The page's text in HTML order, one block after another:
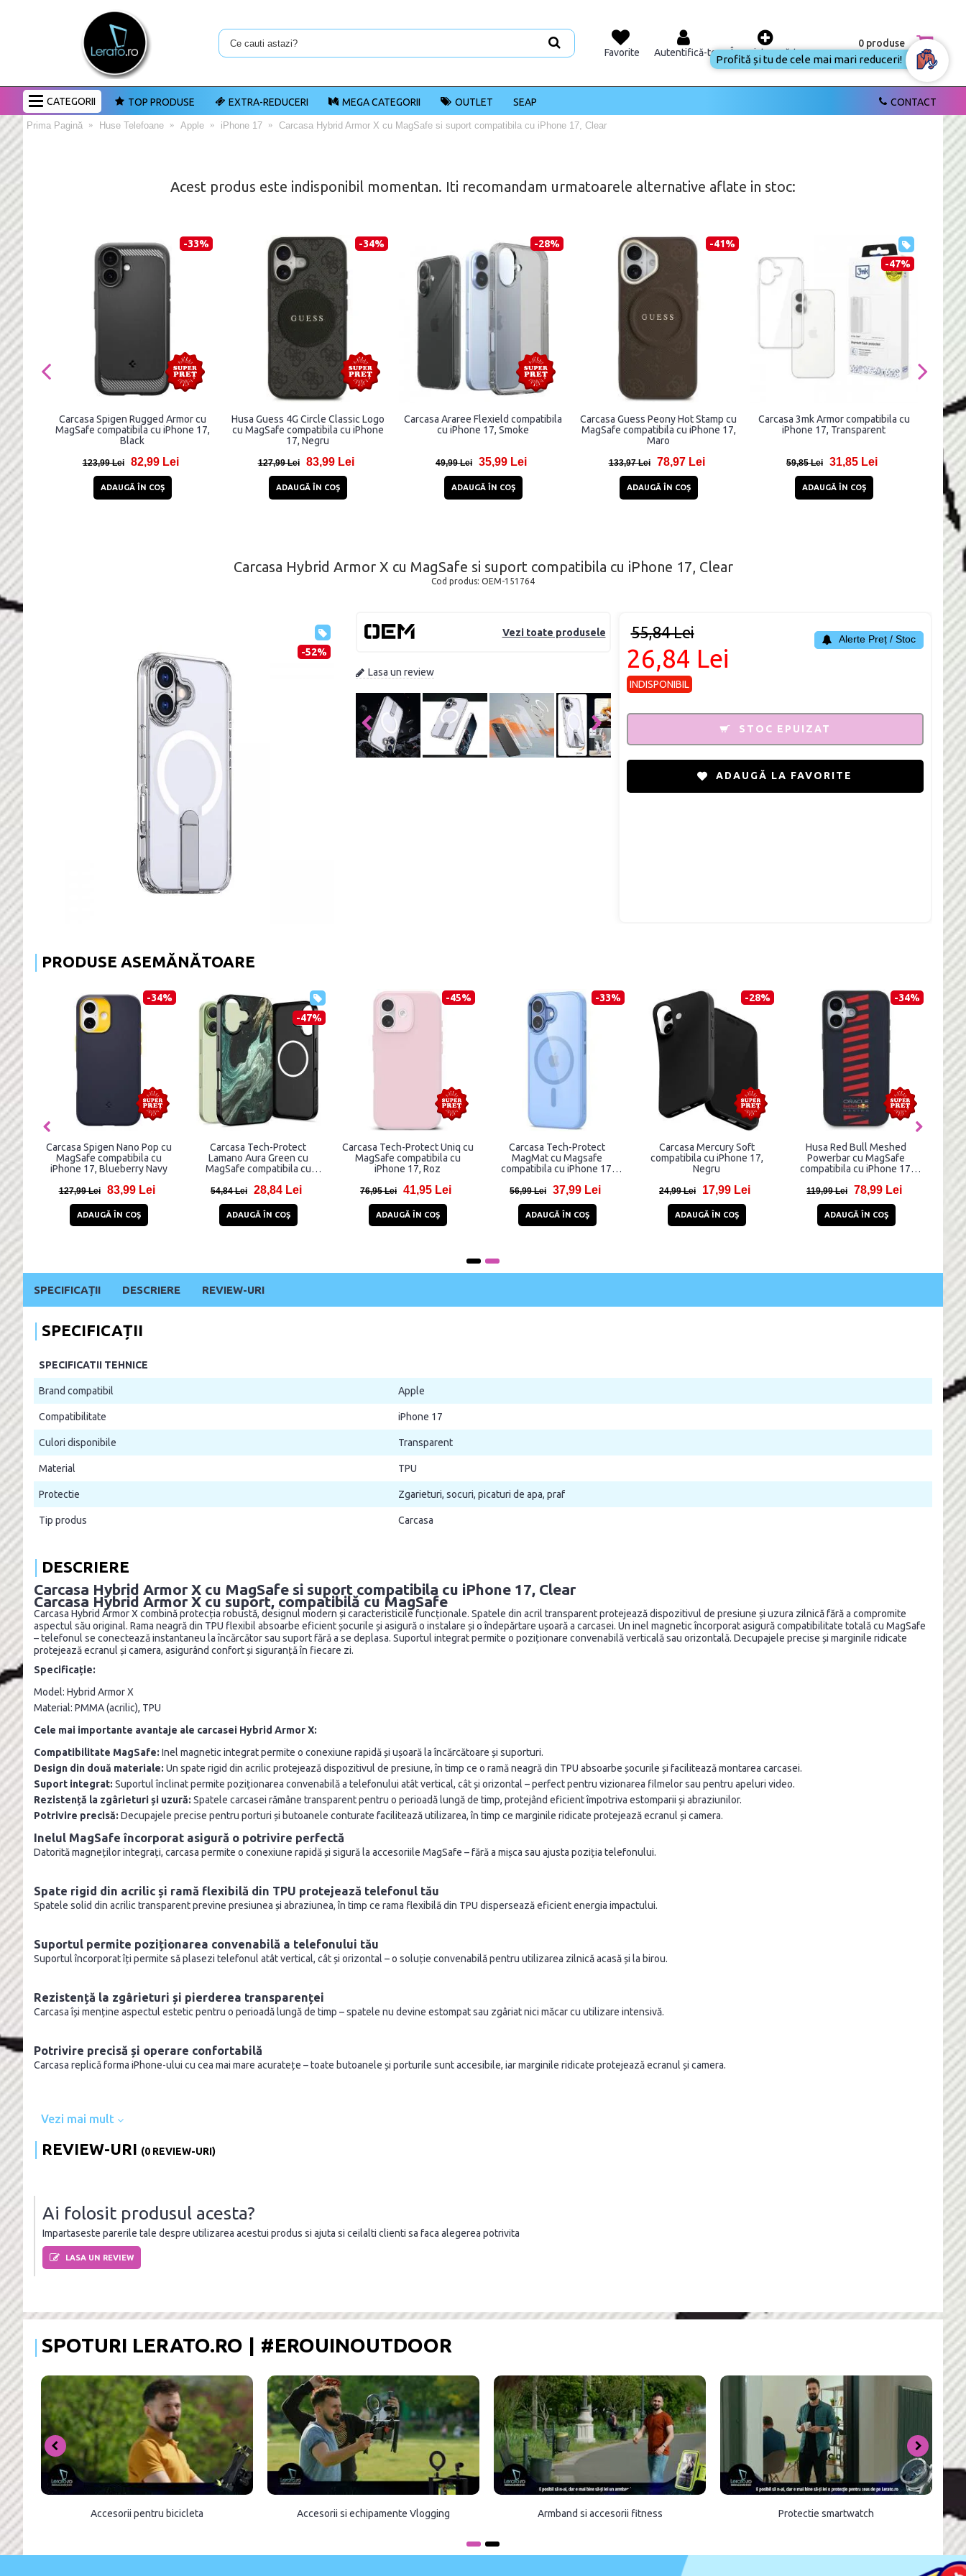
Favorite Autentifică-te Înregistrează-te
0 produse
CATEGORII CONTACT
TOP PRODUSE EXTRA-REDUCERI MEGA CATEGORII OUTLET SEAP
Prima Pagină Huse Telefoane Apple iPhone 17 Carcasa Hybrid Armor X cu MagSafe si suport compatibila cu iPhone 17, Clear
Acest produs este indisponibil momentan. Iti recomandam urmatoarele alternative aflate in stoc:
-33%
Carcasa Spigen Rugged Armor cu
MagSafe compatibila cu iPhone 17,
Black
123,99 Lei 82,99 Lei
ADAUGĂ ÎN COŞ
-34%
Husa Guess 4G Circle Classic Logo
cu MagSafe compatibila cu iPhone
17, Negru
127,99 Lei 83,99 Lei
ADAUGĂ ÎN COŞ
-28%
Carcasa Araree Flexield compatibila
cu iPhone 17, Smoke
49,99 Lei 35,99 Lei
ADAUGĂ ÎN COŞ
-41%
Carcasa Guess Peony Hot Stamp cu
MagSafe compatibila cu iPhone 17,
Maro
133,97 Lei 78,97 Lei
ADAUGĂ ÎN COŞ
-47%
Carcasa 3mk Armor compatibila cu
iPhone 17, Transparent
59,85 Lei 31,85 Lei
ADAUGĂ ÎN COŞ
Carcasa Hybrid Armor X cu MagSafe si suport compatibila cu iPhone 17, Clear
Cod produs: OEM-151764
-52%
Vezi toate produsele
Lasa un review
55,84 Lei
26,84 Lei
INDISPONIBIL
Alerte Preț / Stoc
STOC EPUIZAT
ADAUGĂ LA FAVORITE
PRODUSE ASEMĂNĂTOARE
-34%
Carcasa Spigen Nano Pop cu
MagSafe compatibila cu
iPhone 17, Blueberry Navy
127,99 Lei 83,99 Lei
ADAUGĂ ÎN COŞ
-47%
Carcasa Tech-Protect
Lamano Aura Green cu
MagSafe compatibila cu
54,84 Lei 28,84 Lei
ADAUGĂ ÎN COŞ
-45%
Carcasa Tech-Protect Uniq cu
MagSafe compatibila cu
iPhone 17, Roz
76,95 Lei 41,95 Lei
ADAUGĂ ÎN COŞ
-33%
Carcasa Tech-Protect
MagMat cu Magsafe
compatibila cu iPhone 17,
56,99 Lei 37,99 Lei
ADAUGĂ ÎN COŞ
-28%
Carcasa Mercury Soft
compatibila cu iPhone 17,
Negru
24,99 Lei 17,99 Lei
ADAUGĂ ÎN COŞ
-34%
Husa Red Bull Meshed
Powerbar cu MagSafe
compatibila cu iPhone 17,
119,99 Lei 78,99 Lei
ADAUGĂ ÎN COŞ
SPECIFICAȚII DESCRIERE REVIEW-URI
SPECIFICAȚII
SPECIFICATII TEHNICE
Brand compatibil Apple
Compatibilitate iPhone 17
Culori disponibile Transparent
Material TPU
Protectie Zgarieturi, socuri, picaturi de apa, praf
Tip produs Carcasa
DESCRIERE
Carcasa Hybrid Armor X cu MagSafe si suport compatibila cu iPhone 17, Clear
Carcasa Hybrid Armor X cu suport, compatibilă cu MagSafe
Carcasa Hybrid Armor X combină protecția robustă, designul modern și caracteristicile funcționale. Spatele din acril transparent protejează dispozitivul de presiune și uzura zilnică fără a compromite
aspectul său original. Rama neagră din TPU flexibil absoarbe eficient șocurile și asigură o instalare și o îndepărtare ușoară a carcasei. Un inel magnetic încorporat asigură compatibilitate totală cu MagSafe
– telefonul se conectează instantaneu la încărcător sau suport fără a se deplasa. Suportul integrat permite o poziționare convenabilă verticală sau orizontală. Decupajele precise și marginile ridicate
protejează ecranul și camera, asigurând confort și siguranță în fiecare zi.
Specificație:
Model: Hybrid Armor X
Material: PMMA (acrilic), TPU
Cele mai importante avantaje ale carcasei Hybrid Armor X:
Compatibilitate MagSafe: Inel magnetic integrat permite o conexiune rapidă și ușoară la încărcătoare și suporturi.
Design din două materiale: Un spate rigid din acrilic protejează dispozitivul de presiune, în timp ce o ramă neagră din TPU absoarbe șocurile și facilitează montarea carcasei.
Suport integrat: Suportul înclinat permite poziționarea convenabilă a telefonului atât vertical, cât și orizontal – perfect pentru vizionarea filmelor sau pentru apeluri video.
Rezistență la zgârieturi și uzură: Spatele carcasei rămâne transparent pentru o perioadă lungă de timp, protejând eficient împotriva estomparii și abraziunilor.
Potrivire precisă: Decupajele precise pentru porturi și butoanele conturate facilitează utilizarea, în timp ce marginile ridicate protejează ecranul și camera.
Inelul MagSafe încorporat asigură o potrivire perfectă
Datorită magneților integrați, carcasa permite o conexiune rapidă și sigură la accesoriile MagSafe – fără a mișca sau ajusta poziția telefonului.
Spate rigid din acrilic și ramă flexibilă din TPU protejează telefonul tău
Spatele solid din acrilic transparent previne presiunea și abraziunea, în timp ce rama flexibilă din TPU dispersează eficient energia impactului.
Suportul permite poziționarea convenabilă a telefonului tău
Suportul încorporat îți permite să plasezi telefonul atât vertical, cât și orizontal – o soluție convenabilă pentru utilizarea zilnică acasă și la birou.
Rezistență la zgârieturi și pierderea transparenței
Carcasa își menține aspectul estetic pentru o perioadă lungă de timp – spatele nu devine estompat sau zgâriat nici măcar cu utilizare intensivă.
Potrivire precisă și operare confortabilă
Carcasa replică forma iPhone-ului cu cea mai mare acuratețe – toate butoanele și porturile sunt accesibile, iar marginile ridicate protejează ecranul și camera.
Vezi mai mult
REVIEW-URI (0 REVIEW-URI)
Ai folosit produsul acesta?
Impartaseste parerile tale despre utilizarea acestui produs si ajuta si ceilalti clienti sa faca alegerea potrivita
LASA UN REVIEW
SPOTURI LERATO.RO | #EROUINOUTDOOR
Accesorii pentru bicicleta Accesorii si echipamente Vlogging Armband si accesorii fitness Protectie smartwatch
Profită și tu de cele mai mari reduceri!